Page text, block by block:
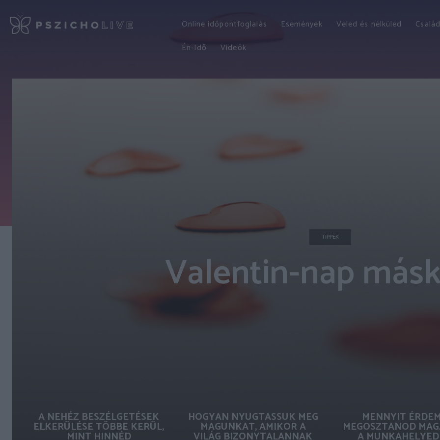
Online időpontfoglalás Események Veled és nélküled
Én-Idő
Videók
TIPPEK
Valentin-nap
A NEHÉZ BESZÉLGETÉSEK
ELKERÜLÉSE TÖBBE KERÜL,
HOGYAN NYUGTASSUK MEG
MAGUNKAT, AMIKOR A
MENNYIT
MEGOSZTANOD